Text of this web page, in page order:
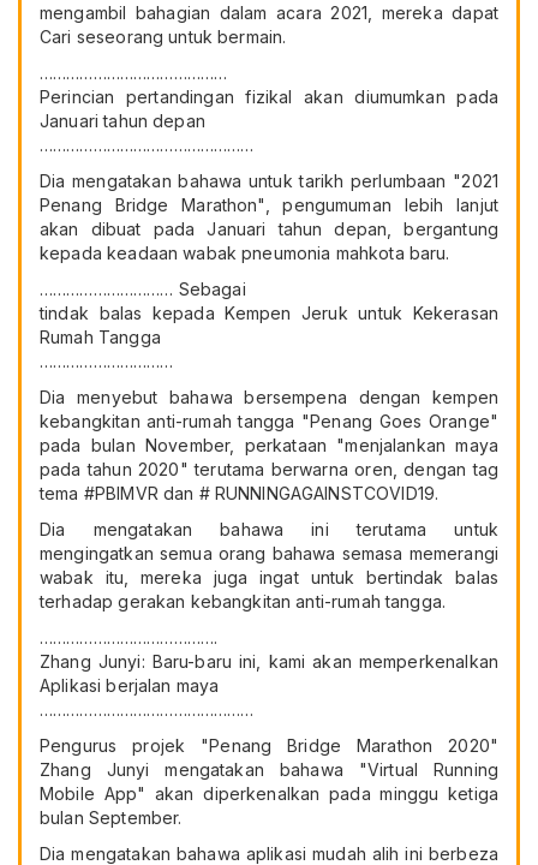
mengambil bahagian dalam acara 2021, mereka dapat
Cari seseorang untuk bermain.
……………………………………
Perincian pertandingan fizikal akan diumumkan pada
Januari tahun depan
…………………………………………
Dia mengatakan bahawa untuk tarikh perlumbaan "2021
Penang Bridge Marathon", pengumuman lebih lanjut
akan dibuat pada Januari tahun depan, bergantung
kepada keadaan wabak pneumonia mahkota baru.
………………………… Sebagai
tindak balas kepada Kempen Jeruk untuk Kekerasan
Rumah Tangga
…………………………
Dia menyebut bahawa bersempena dengan kempen
kebangkitan anti-rumah tangga "Penang Goes Orange"
pada bulan November, perkataan "menjalankan maya
pada tahun 2020" terutama berwarna oren, dengan tag
tema #PBIMVR dan # RUNNINGAGAINSTCOVID19.
Dia mengatakan bahawa ini terutama untuk
mengingatkan semua orang bahawa semasa memerangi
wabak itu, mereka juga ingat untuk bertindak balas
terhadap gerakan kebangkitan anti-rumah tangga.
………………………………….
Zhang Junyi: Baru-baru ini, kami akan memperkenalkan
Aplikasi berjalan maya
…………………………………………
Pengurus projek "Penang Bridge Marathon 2020"
Zhang Junyi mengatakan bahawa "Virtual Running
Mobile App" akan diperkenalkan pada minggu ketiga
bulan September.
Dia mengatakan bahawa aplikasi mudah alih ini berbeza